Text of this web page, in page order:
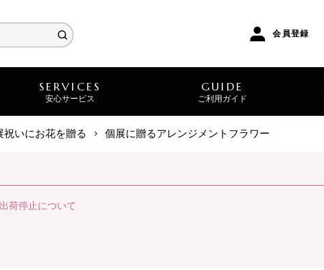
会員登録
SERVICES
安心サービス
GUIDE
ご利用ガイド
いにお花を贈る 個展に贈るアレンジメントフラワー
荷停止について